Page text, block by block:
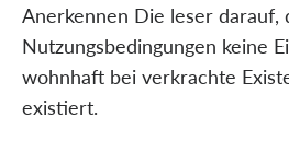
Anerkennen Die leser darauf,
Nutzungsbedingungen keine
wohnhaft bei verkrachte
existiert.